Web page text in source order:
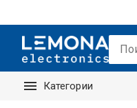
Категории